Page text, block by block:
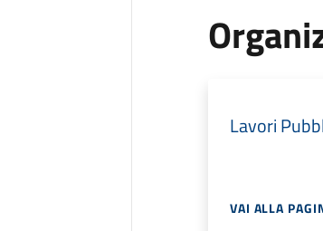
Lavori
VAI ALLA